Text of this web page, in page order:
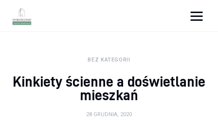
Remont
BEZ KATEGORII
Kinkiety ścienne a doświetlanie
mieszkań
28 GRUDNIA, 2020